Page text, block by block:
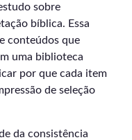
sobre
bíblica. Essa
conteúdos que
uma biblioteca
por que cada item
de seleção
da consistência